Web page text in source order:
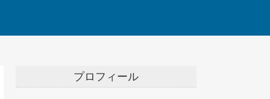
プロフィール